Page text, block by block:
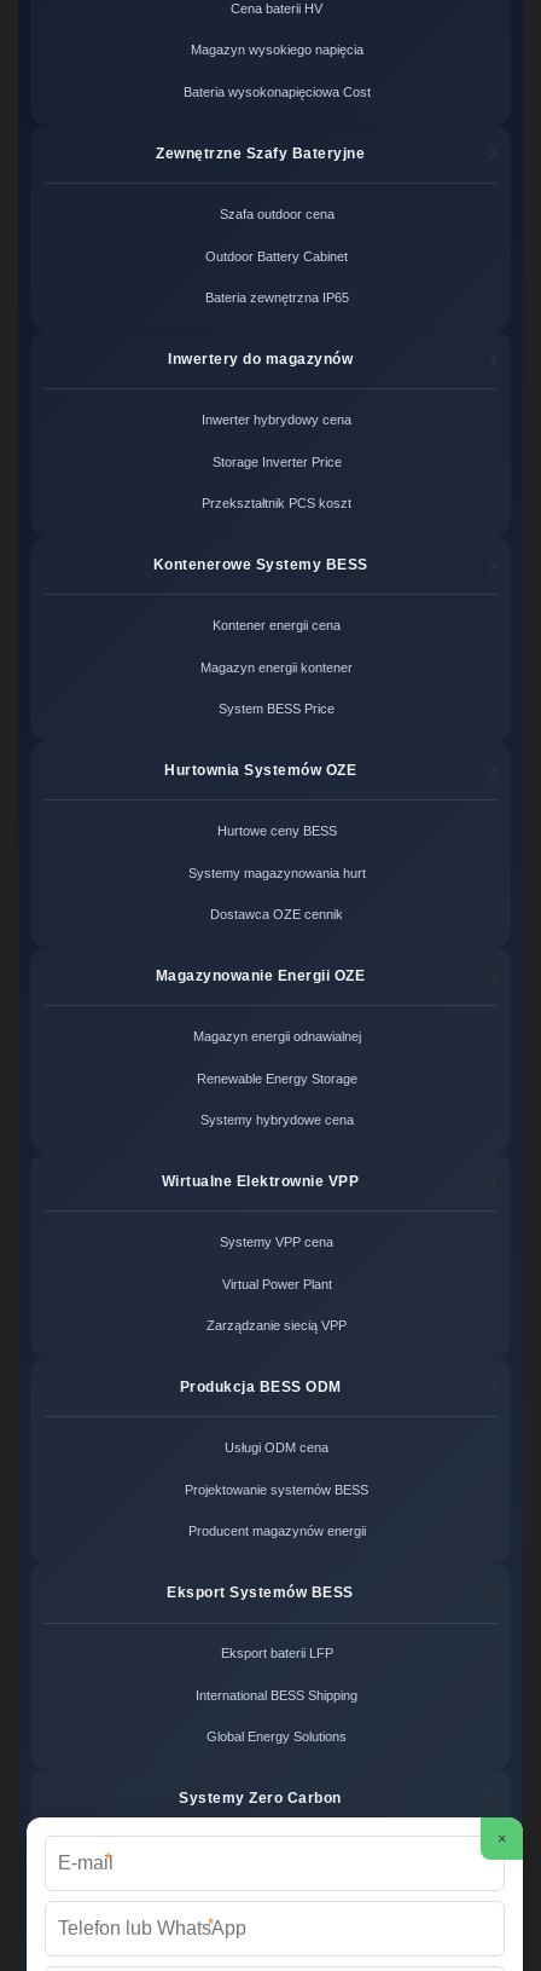
Cena baterii HV
Magazyn wysokiego napięcia
Bateria wysokonapięciowa Cost
Zewnętrzne Szafy Bateryjne
Szafa outdoor cena
Outdoor Battery Cabinet
Bateria zewnętrzna IP65
Inwertery do magazynów
Inwerter hybrydowy cena
Storage Inverter Price
Przekształtnik PCS koszt
Kontenerowe Systemy BESS
Kontener energii cena
Magazyn energii kontener
System BESS Price
Hurtownia Systemów OZE
Hurtowe ceny BESS
Systemy magazynowania hurt
Dostawca OZE cennik
Magazynowanie Energii OZE
Magazyn energii odnawialnej
Renewable Energy Storage
Systemy hybrydowe cena
Wirtualne Elektrownie VPP
Systemy VPP cena
Virtual Power Plant
Zarządzanie siecią VPP
Produkcja BESS ODM
Usługi ODM cena
Projektowanie systemów BESS
Producent magazynów energii
Eksport Systemów BESS
Eksport baterii LFP
International BESS Shipping
Global Energy Solutions
Systemy Zero Carbon
Zero Carbon Energy
Ekologiczne rozwiązania OZE
×
*
*